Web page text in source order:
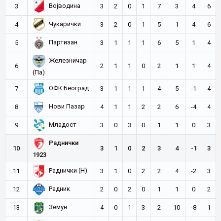
3 Војводина 3 2 0 1 7 3 4 6
4 Чукарички 3 2 0 1 5 1 4 6
5 Партизан 3 1 1 1 6 5 1 4
6
Железничар
(Па)
2 1 1 0 2 1 1 4
7 ОФК Београд 3 1 1 1 4 5 -1 4
8 Нови Пазар 4 1 1 2 2 6 -4 4
9 Младост 3 0 3 0 1 1 0 3
10
Раднички
1923
3 1 0 2 3 4 -1 3
11 Раднички (Н) 3 1 0 2 2 4 -2 3
12 Радник 2 0 2 0 1 1 0 2
13 Земун 4 0 1 3 2 10 -8 1